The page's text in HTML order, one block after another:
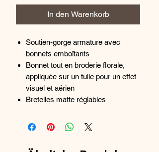
In den Warenkorb
Soutien-gorge armature avec
bonnets emboîtants
Bonnet tout en broderie florale,
appliquée sur un tulle pour un effet
visuel et aérien
Bretelles matte réglables
maintien
La mannequin porte un soutien-